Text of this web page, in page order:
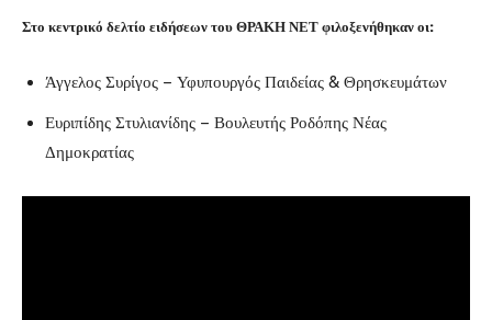
Στο κεντρικό δελτίο ειδήσεων του ΘΡΑΚΗ ΝΕΤ φιλοξενήθηκαν οι:
Άγγελος Συρίγος – Υφυπουργός Παιδείας & Θρησκευμάτων
Ευριπίδης Στυλιανίδης – Βουλευτής Ροδόπης Νέας
Δημοκρατίας